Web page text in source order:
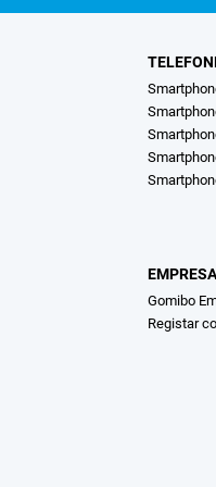
EMPRESA
Gomibo
Registar